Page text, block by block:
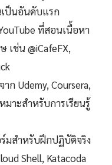
ป็นอันดับแรก
ที่สอนเนื้อหา
เช่น @iCafeFX,
ก Udemy, Coursera,
มาะสำหรับการเรียนรู้
สำหรับฝึกปฏิบัติจริง
Shell, Katacoda